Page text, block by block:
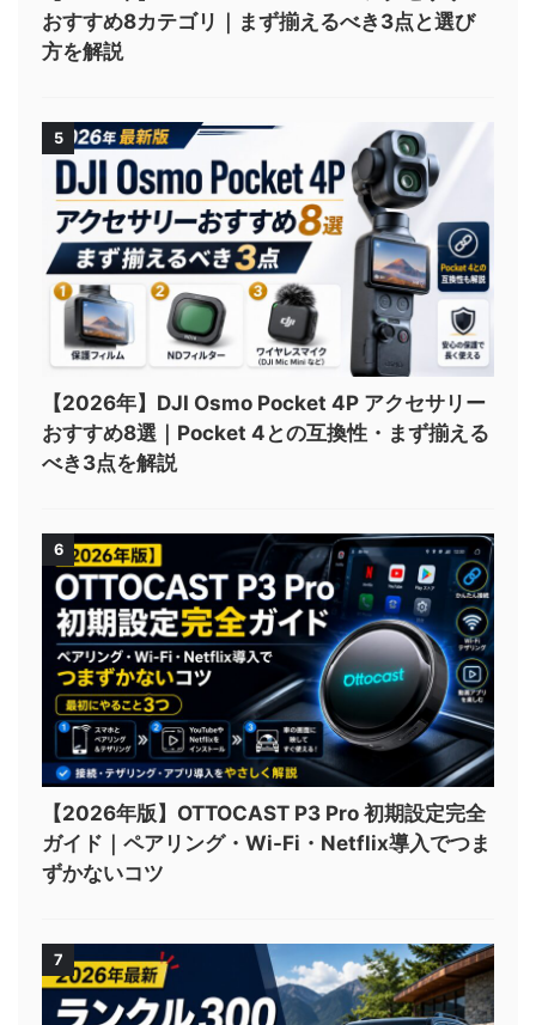
おすすめ8カテゴリ｜まず揃えるべき3点と選び
方を解説
5
【2026年】DJI Osmo Pocket 4P アクセサリー
おすすめ8選｜Pocket 4との互換性・まず揃える
べき3点を解説
6
【2026年版】OTTOCAST P3 Pro 初期設定完全
ガイド｜ペアリング・Wi-Fi・Netflix導入でつま
ずかないコツ
7